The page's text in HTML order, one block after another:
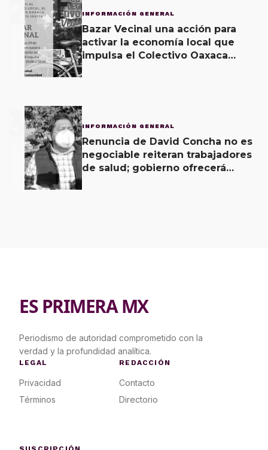
2 INFORMACIÓN GENERAL
Bazar Vecinal una acción para
activar la economía local que
impulsa el Colectivo Oaxaca
3 INFORMACIÓN GENERAL
Renuncia de David Concha no es
negociable reiteran trabajadores
de salud; gobierno ofrecerá
ES PRIMERA MX
Periodismo de autoridad comprometido con la
verdad y la profundidad analítica.
LEGAL
Privacidad
Términos
REDACCIÓN
Contacto
Directorio